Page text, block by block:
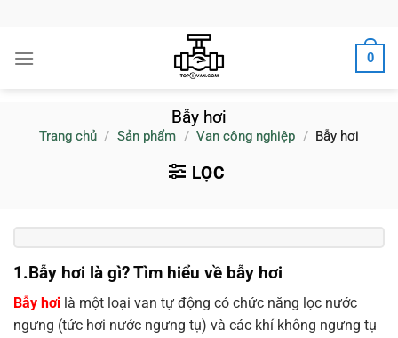
nội
0
Bẫy hơi
Trang chủ / Sản phẩm / Van công nghiệp / Bẫy hơi
LỌC
1.Bẫy hơi là gì? Tìm hiểu về bẫy hơi
Bẫy hơi là một loại van tự động có chức năng lọc nước
ngưng (tức hơi nước ngưng tụ) và các khí không ngưng tụ